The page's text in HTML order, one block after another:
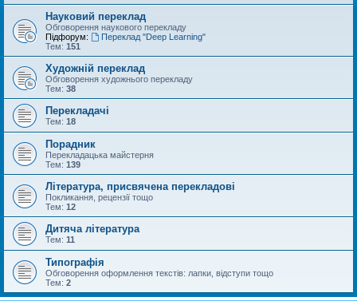
Науковий переклад
Обговорення наукового перекладу
Підфорум:
Переклад "Deep Learning"
Тем: 151
Художній переклад
Обговорення художнього перекладу
Тем: 38
Перекладачі
Тем: 18
Порадник
Перекладацька майстерня
Тем: 139
Література, присвячена перекладові
Покликання, рецензії тощо
Тем: 12
Дитяча література
Тем: 11
Типографія
Обговорення оформлення текстів: лапки, відступи тощо
Тем: 2